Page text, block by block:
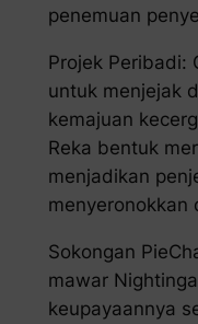
penemuan
Projek Peribadi:
untuk menjejak
kemajuan
Reka bentuk
menjadikan
menyeronokkan
Sokongan
mawar
keupayaannya